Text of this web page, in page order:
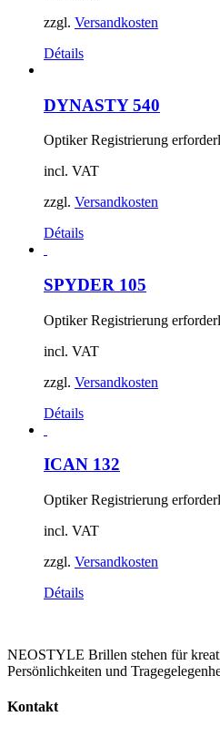
zzgl. Versandkosten
Détails
DYNASTY 540
Optiker Registrierung
incl. VAT
zzgl. Versandkosten
Détails
SPYDER 105
Optiker Registrierung
incl. VAT
zzgl. Versandkosten
Détails
ICAN 132
Optiker Registrierung
incl. VAT
zzgl. Versandkosten
Détails
NEOSTYLE Brillen stehen für
Persönlichkeiten und
Kontakt